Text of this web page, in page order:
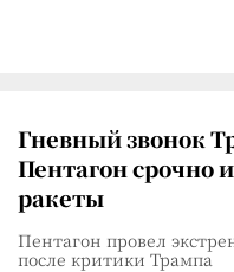
Гневный звонок
Пентагон срочно
ракеты
Пентагон провел
после критики Трампа